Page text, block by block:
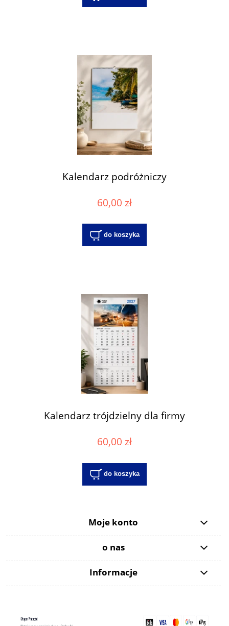
Kalendarz podróżniczy
60,00 zł
do koszyka
Kalendarz trójdzielny dla firmy
60,00 zł
do koszyka
Moje konto
o nas
Informacje